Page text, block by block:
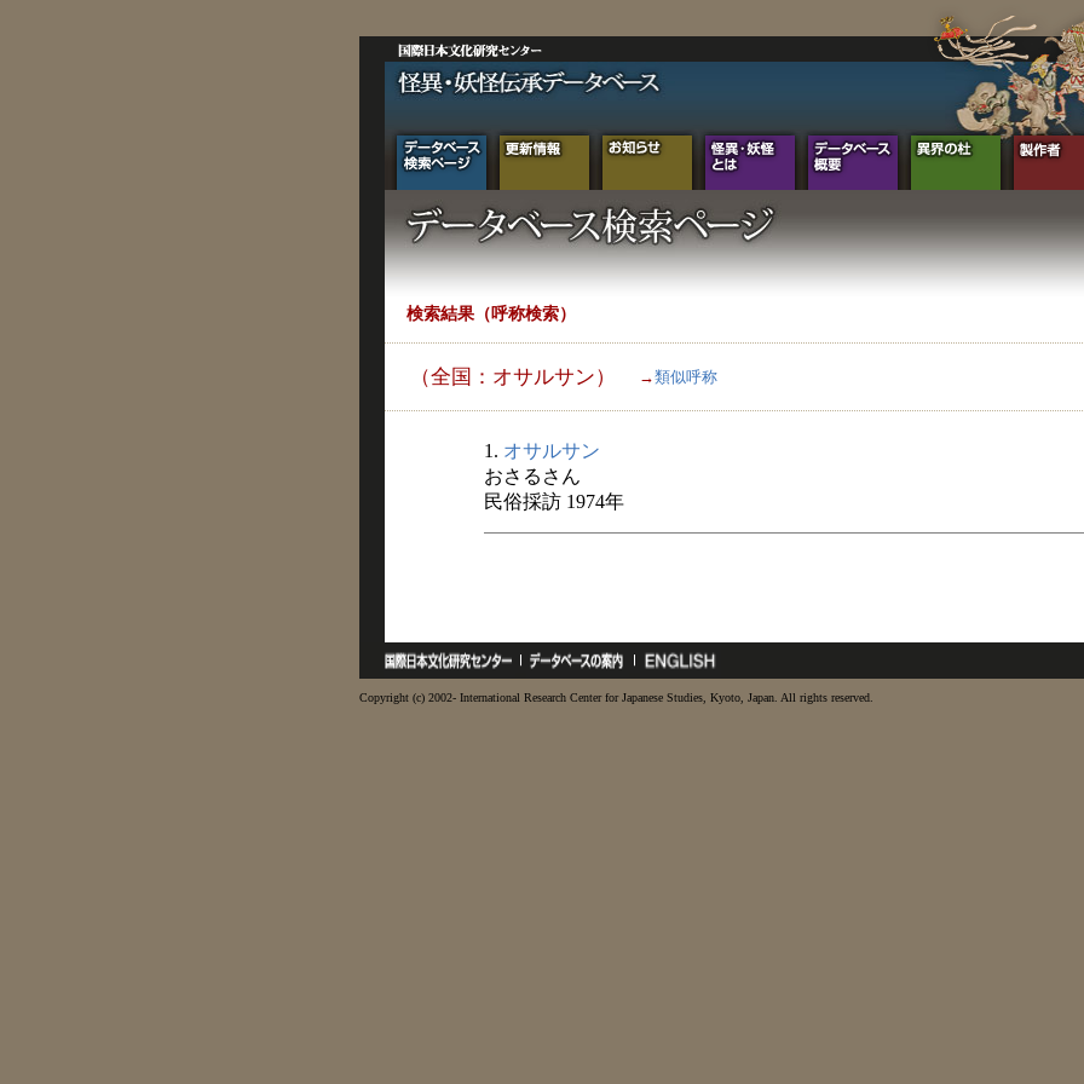
検索結果（呼称検索）
（全国：オサルサン） →類似呼称
1. オサルサン
おさるさん
民俗採訪 1974年
Copyright (c) 2002- International Research Center for Japanese Studies, Kyoto, Japan. All rights reserved.